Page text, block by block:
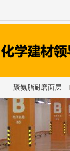
聚氨脂耐磨面层